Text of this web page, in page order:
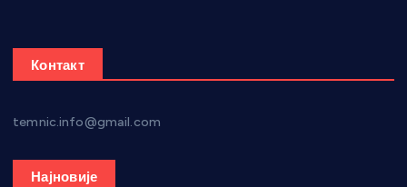
Контакт
temnic.info@gmail.com
Најновије